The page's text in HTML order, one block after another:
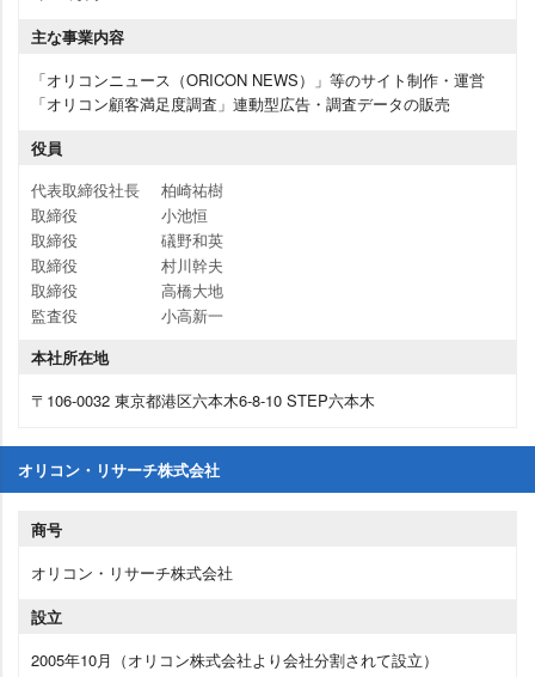
主な事業内容
「オリコンニュース（ORICON NEWS）」等のサイト制作・運営
「オリコン顧客満足度調査」連動型広告・調査データの販売
役員
代表取締役社長
柏崎祐樹
取締役
小池恒
取締役
礒野和英
取締役
村川幹夫
取締役
高橋大地
監査役
小高新一
本社所在地
〒106-0032 東京都港区六本木6-8-10 STEP六本木
オリコン・リサーチ株式会社
商号
オリコン・リサーチ株式会社
設立
2005年10月（オリコン株式会社より会社分割されて設立）